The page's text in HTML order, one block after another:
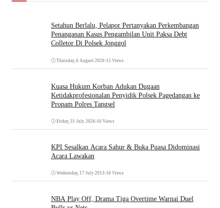
Setahun Berlalu, Pelapor Pertanyakan Perkembangan
Penanganan Kasus Pengambilan Unit Paksa Debt
Colletor Di Polsek Jonggol
Thursday, 6 August 2026•15 Views
Kuasa Hukum Korban Adukan Dugaan
Ketidakprofesionalan Penyidik Polsek Pagedangan ke
Propam Polres Tangsel
Friday, 31 July 2026•10 Views
KPI Sesalkan Acara Sahur & Buka Puasa Didominasi
Acara Lawakan
Wednesday, 17 July 2013 •10 Views
NBA Play Off, Drama Tiga Overtime Warnai Duel